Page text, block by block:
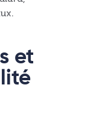
et